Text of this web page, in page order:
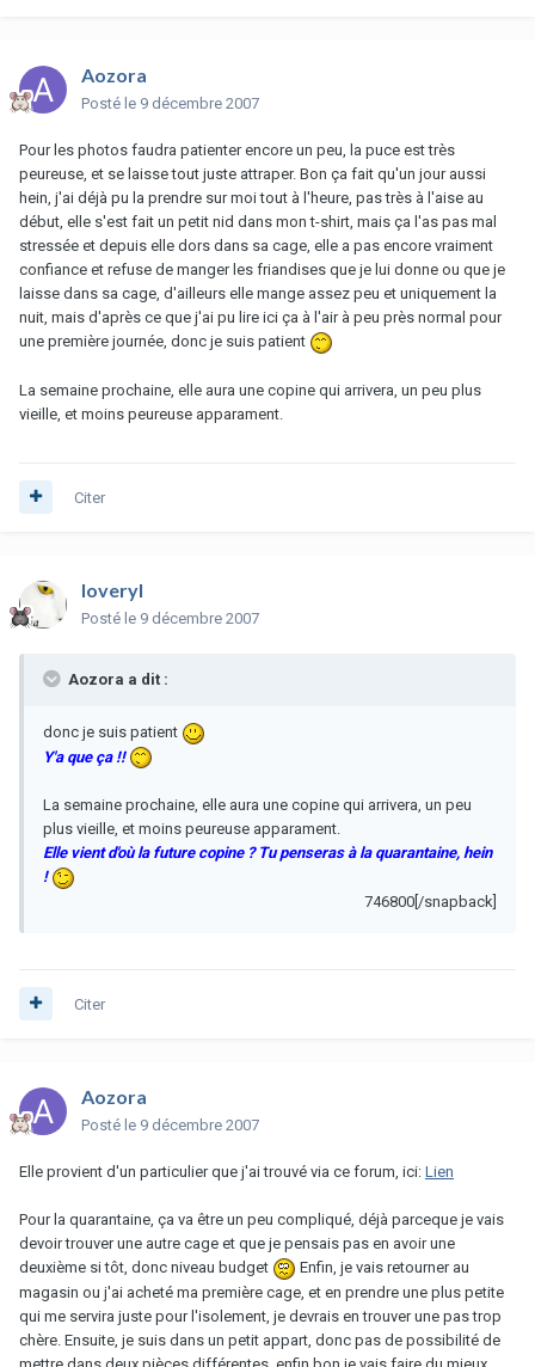
Aozora
Posté le 9 décembre 2007
Pour les photos faudra patienter encore un peu, la puce est très
peureuse, et se laisse tout juste attraper. Bon ça fait qu'un jour aussi
hein, j'ai déjà pu la prendre sur moi tout à l'heure, pas très à l'aise au
début, elle s'est fait un petit nid dans mon t-shirt, mais ça l'as pas mal
stressée et depuis elle dors dans sa cage, elle a pas encore vraiment
confiance et refuse de manger les friandises que je lui donne ou que je
laisse dans sa cage, d'ailleurs elle mange assez peu et uniquement la
nuit, mais d'après ce que j'ai pu lire ici ça à l'air à peu près normal pour
une première journée, donc je suis patient
La semaine prochaine, elle aura une copine qui arrivera, un peu plus
vieille, et moins peureuse apparament.
Citer
loveryl
Posté le 9 décembre 2007
Aozora a dit :
donc je suis patient
Y'a que ça !!
La semaine prochaine, elle aura une copine qui arrivera, un peu
plus vieille, et moins peureuse apparament.
Elle vient d'où la future copine ? Tu penseras à la quarantaine, hein
!
746800[/snapback]
Citer
Aozora
Posté le 9 décembre 2007
Elle provient d'un particulier que j'ai trouvé via ce forum, ici: Lien
Pour la quarantaine, ça va être un peu compliqué, déjà parceque je vais
devoir trouver une autre cage et que je pensais pas en avoir une
deuxième si tôt, donc niveau budget
Enfin, je vais retourner au
magasin ou j'ai acheté ma première cage, et en prendre une plus petite
qui me servira juste pour l'isolement, je devrais en trouver une pas trop
chère. Ensuite, je suis dans un petit appart, donc pas de possibilité de